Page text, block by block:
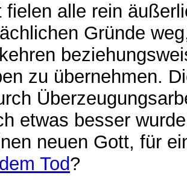
fielen alle rein
Gründe
zu übernehmen.
etwas besser
neuen Gott, für
Tod?